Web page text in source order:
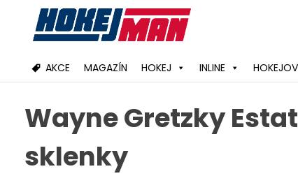
content
AKCE MAGAZÍN HOKEJ INLINE
Wayne Gretzky
sklenky